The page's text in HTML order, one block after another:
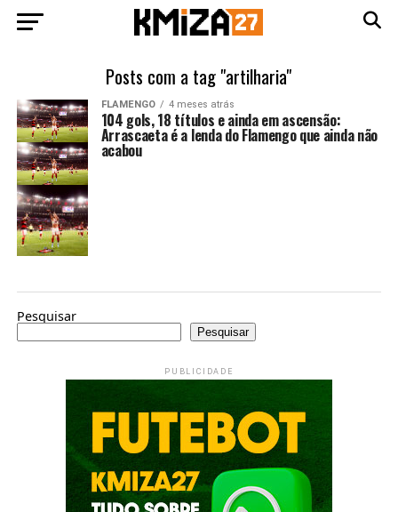
Posts com a tag "artilharia"
FLAMENGO 4 meses atrás
104 gols, 18 títulos e ainda em ascensão:
Arrascaeta é a lenda do Flamengo que ainda não
acabou
Pesquisar
Pesquisar
PUBLICIDADE